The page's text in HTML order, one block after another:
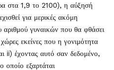
στα 1,9 το 2100), η αύξησή
για μερικές ακόμη
αριθμού γυναικών που θα φθάσει
εκείνες που η γονιμότητα
ii) έχοντας αυτό σαν δεδομένο,
οποίο εξαρτάται